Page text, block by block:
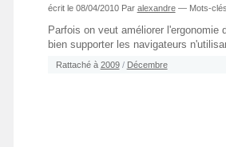
écrit le 08/04/2010 Par alexandre — Mots-
Parfois on veut améliorer
bien supporter les navigateurs
Rattaché à 2009 / Décembre